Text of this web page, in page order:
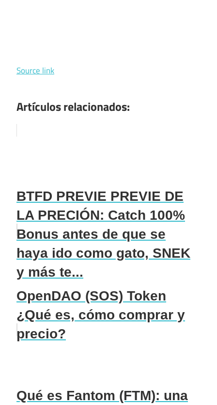
Source link
Artículos relacionados:
BTFD PREVIE PREVIE DE
LA PRECIÓN: Catch 100%
Bonus antes de que se
haya ido como gato, SNEK
y más te...
OpenDAO (SOS) Token
¿Qué es, cómo comprar y
precio?
Qué es Fantom (FTM): una